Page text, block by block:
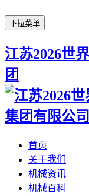
下拉菜单
江苏2026世
团
首页
关于我们
机械资讯
机械百科